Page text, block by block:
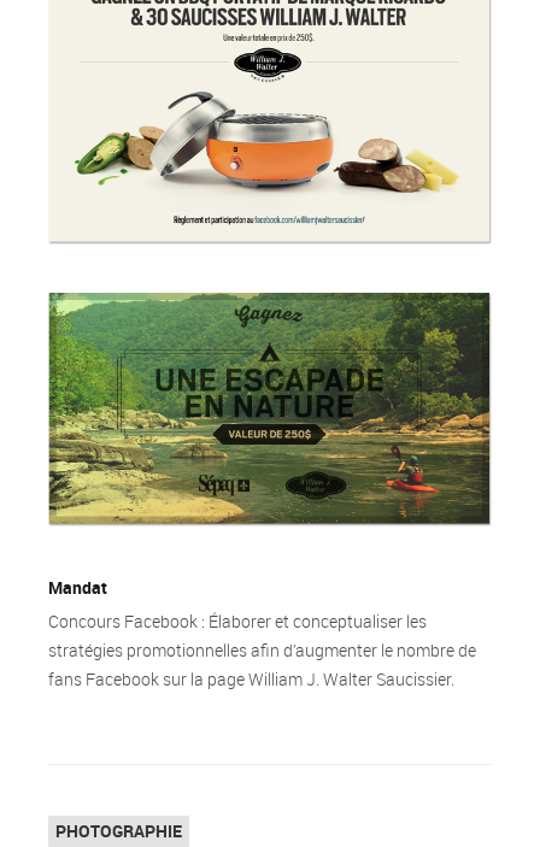
Mandat
Concours Facebook : Élaborer et conceptualiser les
stratégies promotionnelles afin d’augmenter le nombre de
fans Facebook sur la page William J. Walter Saucissier.
PHOTOGRAPHIE